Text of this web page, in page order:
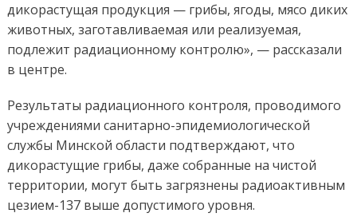
дикорастущая продукция — грибы, ягоды, мясо диких
животных, заготавливаемая или реализуемая,
подлежит радиационному контролю», — рассказали
в центре.
Результаты радиационного контроля, проводимого
учреждениями санитарно-эпидемиологической
службы Минской области подтверждают, что
дикорастущие грибы, даже собранные на чистой
территории, могут быть загрязнены радиоактивным
цезием-137 выше допустимого уровня.